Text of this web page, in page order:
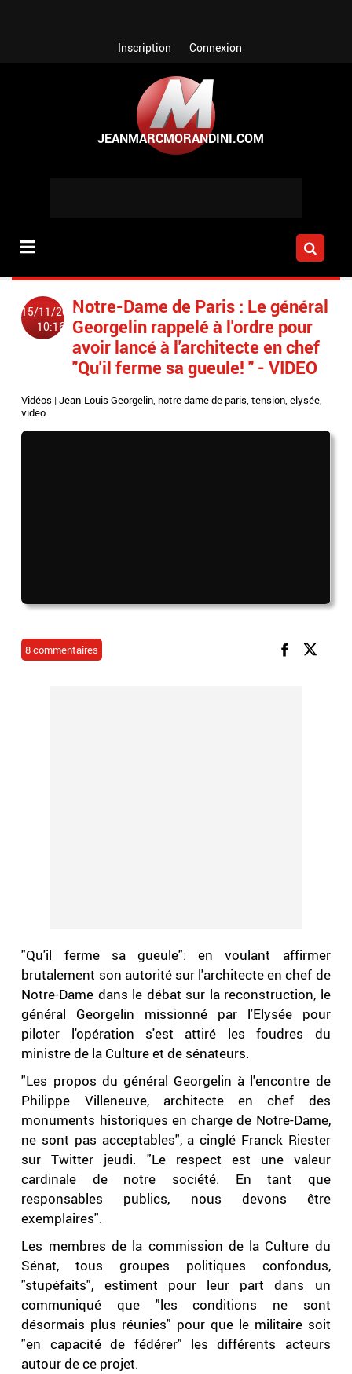
Inscription Connexion
15/11/2019
10:16
Notre-Dame de Paris : Le général
Georgelin rappelé à l'ordre pour
avoir lancé à l'architecte en chef
"Qu'il ferme sa gueule! " - VIDEO
Vidéos |Jean-Louis Georgelin,notre dame de paris,tension,elysée,
video
8 commentaires
"Qu'il ferme sa gueule": en voulant affirmer
brutalement son autorité sur l'architecte en chef de
Notre-Dame dans le débat sur la reconstruction, le
général Georgelin missionné par l'Elysée pour
piloter l'opération s'est attiré les foudres du
ministre de la Culture et de sénateurs.
"Les propos du général Georgelin à l'encontre de
Philippe Villeneuve, architecte en chef des
monuments historiques en charge de Notre-Dame,
ne sont pas acceptables", a cinglé Franck Riester
sur Twitter jeudi. "Le respect est une valeur
cardinale de notre société. En tant que
responsables publics, nous devons être
exemplaires".
Les membres de la commission de la Culture du
Sénat, tous groupes politiques confondus,
"stupéfaits", estiment pour leur part dans un
communiqué que "les conditions ne sont
désormais plus réunies" pour que le militaire soit
"en capacité de fédérer" les différents acteurs
autour de ce projet.